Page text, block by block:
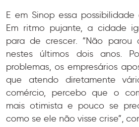
E em Sinop essa possibilidade
Em ritmo pujante, a cidade
para de crescer. “Não parou
nestes últimos dois anos.
problemas, os empresários
que atendo diretamente
comércio, percebo que o
mais otimista e pouco se
como se ele não visse crise”,